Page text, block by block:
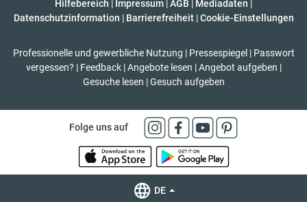
Hilfebereich | Impressum |AGB | Mediadaten |
Datenschutzinformation | Barrierefreiheit | Cookie-Einstellungen
Professionelle und gewerbliche Nutzung | Pressespiegel | Passwort
vergessen? | Feedback | Angebote lesen | Angebot aufgeben |
Gesuche lesen | Gesuch aufgeben
Folge uns auf
DE